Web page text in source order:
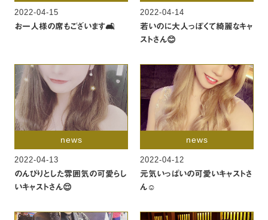
2022-04-15
お一人様の席もございます🛋
2022-04-14
若いのに大人っぽくて綺麗なキャ
ストさん😊
news
2022-04-13
のんびりとした雰囲気の可愛らし
いキャストさん😌
news
2022-04-12
元気いっぱいの可愛いキャストさ
ん☺️